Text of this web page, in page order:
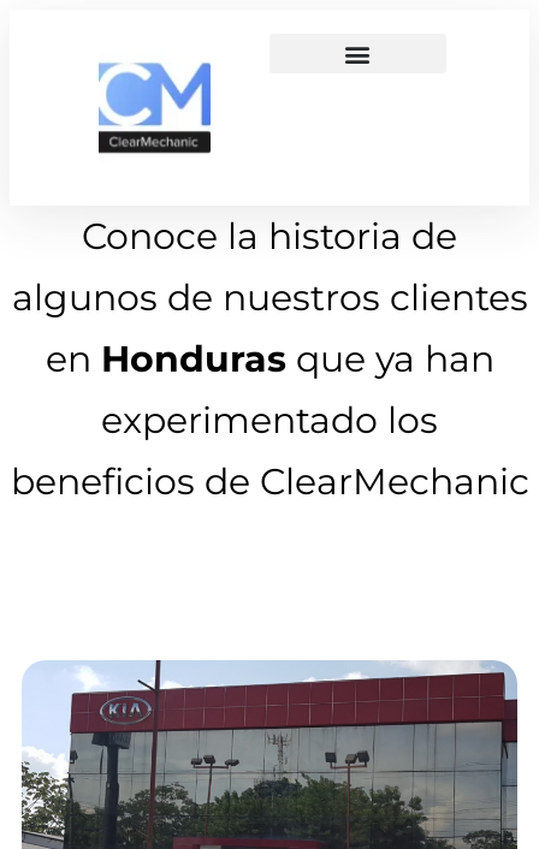
Conoce la historia de
algunos de nuestros clientes
en Hondurasque ya han
experimentado los
beneficios de ClearMechanic